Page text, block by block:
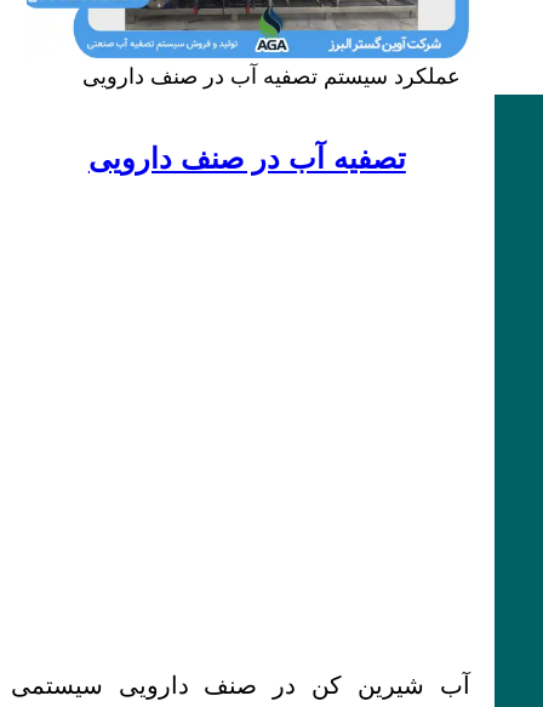
عملکرد سیستم تصفیه آب در صنف دارویی
تصفیه آب در صنف دارویی
آب شیرین کن در صنف دارویی سیستمی